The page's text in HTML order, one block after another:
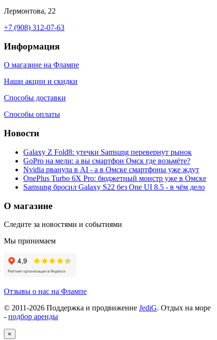
Лермонтова, 22
+7 (908) 312-07-63
Информация
О магазине на Флампе
Наши акции и скидки
Способы доставки
Способы оплаты
Новости
Galaxy Z Fold8: утечки Samsung перевернут рынок
GoPro на мели: а вы смартфон Омск где возьмёте?
Nvidia рванула в AI - а в Омске смартфоны уже ждут
OnePlus Turbo 6X Pro: бюджетный монстр уже в Омске
Samsung бросил Galaxy S22 без One UI 8.5 - в чём дело
О магазине
Следите за новостями и событиями
Мы принимаем
Отзывы о нас на Флампе
© 2011-2026 Поддержка и продвижение JediG. Отдых на море
- подбор аренды
×